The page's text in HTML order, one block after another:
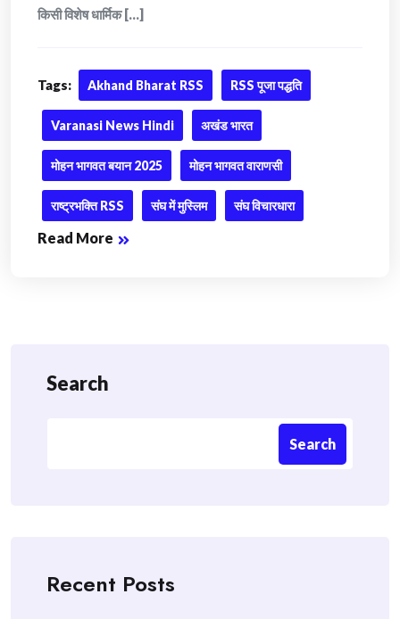
किसी विशेष धार्मिक [...]
Tags: Akhand Bharat RSS RSS पूजा पद्धति
Varanasi News Hindi अखंड भारत
मोहन भागवत बयान 2025 मोहन भागवत वाराणसी
राष्ट्रभक्ति RSS संघ में मुस्लिम संघ विचारधारा
Read More
Search
Search
Recent Posts